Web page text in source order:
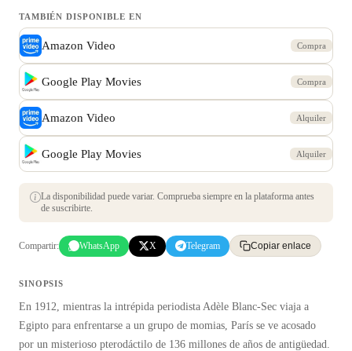
TAMBIÉN DISPONIBLE EN
Amazon Video Compra
Google Play Movies Compra
Amazon Video Alquiler
Google Play Movies Alquiler
La disponibilidad puede variar. Comprueba siempre en la plataforma antes
de suscribirte.
Compartir: WhatsApp X Telegram Copiar enlace
SINOPSIS
En 1912, mientras la intrépida periodista Adèle Blanc-Sec viaja a
Egipto para enfrentarse a un grupo de momias, París se ve acosado
por un misterioso pterodáctilo de 136 millones de años de antigüedad.